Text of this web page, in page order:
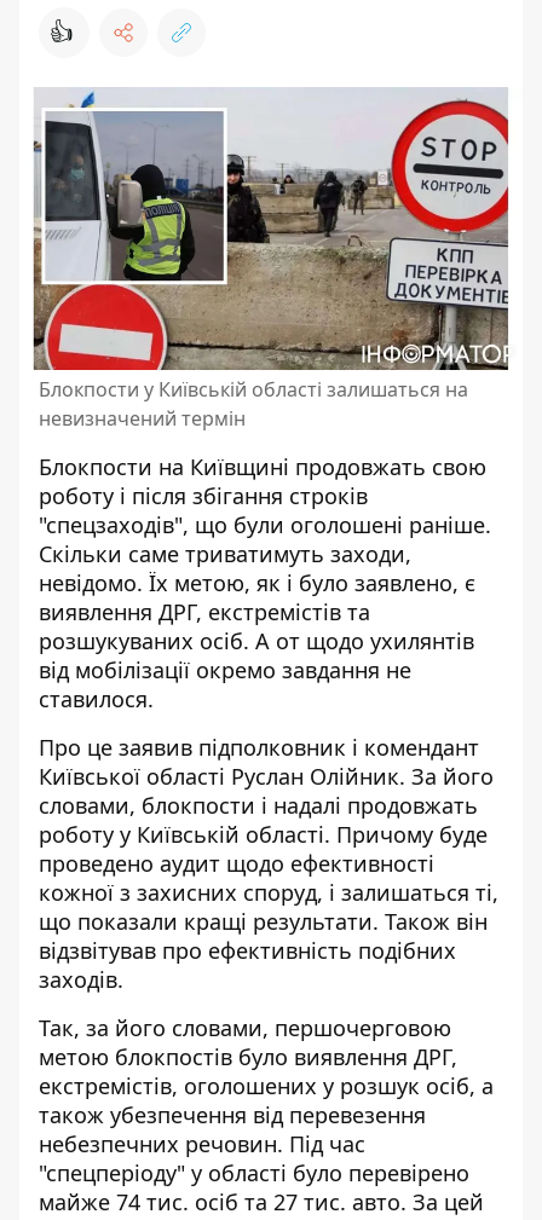
👍
Блокпости у Київській області залишаться на
невизначений термін
Блокпости на Київщині продовжать свою
роботу і після збігання строків
"спецзаходів", що були оголошені раніше.
Скільки саме триватимуть заходи,
невідомо. Їх метою, як і було заявлено, є
виявлення ДРГ, екстремістів та
розшукуваних осіб. А от щодо ухилянтів
від мобілізації окремо завдання не
ставилося.
Про це заявив підполковник і комендант
Київської області Руслан Олійник. За його
словами, блокпости і надалі продовжать
роботу у Київській області. Причому буде
проведено аудит щодо ефективності
кожної з захисних споруд, і залишаться ті,
що показали кращі результати. Також він
відзвітував про ефективність подібних
заходів.
Так, за його словами, першочерговою
метою блокпостів було виявлення ДРГ,
екстремістів, оголошених у розшук осіб, а
також убезпечення від перевезення
небезпечних речовин. Під час
"спецперіоду" у області було перевірено
майже 74 тис. осіб та 27 тис. авто. За цей